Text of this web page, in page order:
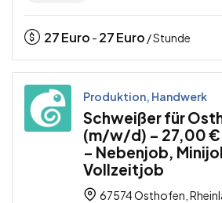
27Euro - 27Euro / Stunde
Produktion, Handwerk
Schweißer für
(m/w/d) – 27,00 €
– Nebenjob,
Vollzeitjob
67574 Osthofen,